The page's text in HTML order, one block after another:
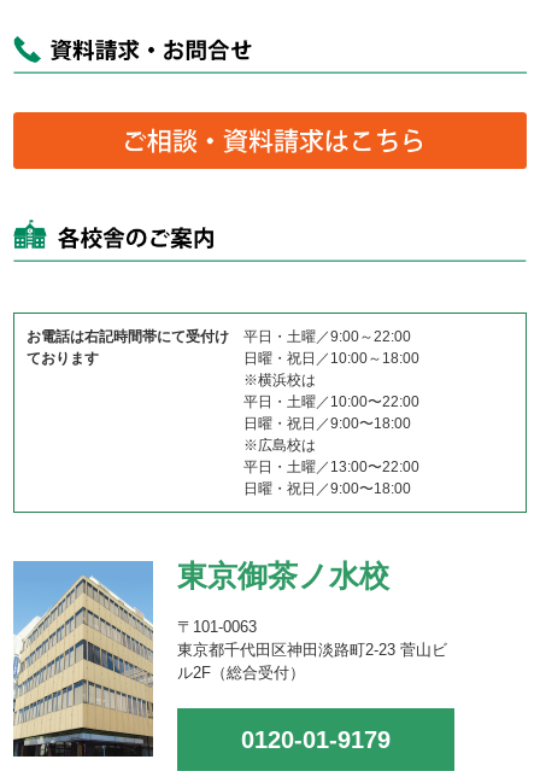
お電話は右記時間帯にて受付け
ております
平日・土曜／9:00～22:00
日曜・祝日／10:00～18:00
※横浜校は
平日・土曜／10:00〜22:00
日曜・祝日／9:00〜18:00
※広島校は
平日・土曜／13:00〜22:00
日曜・祝日／9:00〜18:00
東京御茶ノ水校
〒101-0063
東京都千代田区神田淡路町2-23 菅山ビ
ル2F（総合受付）
0120-01-9179